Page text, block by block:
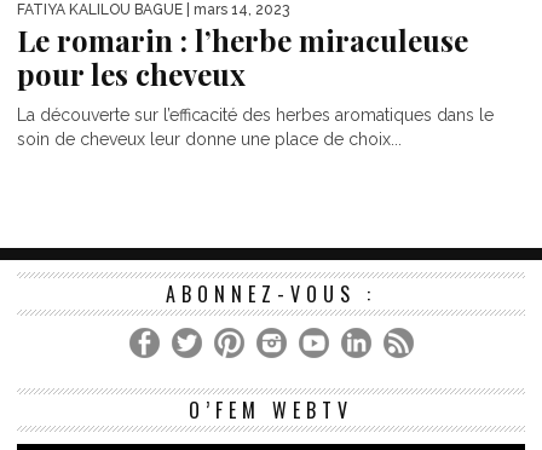
FATIYA KALILOU BAGUE | mars 14, 2023
Le romarin : l’herbe miraculeuse
pour les cheveux
La découverte sur l’efficacité des herbes aromatiques dans le
soin de cheveux leur donne une place de choix...
ABONNEZ-VOUS :
O’FEM WEBTV